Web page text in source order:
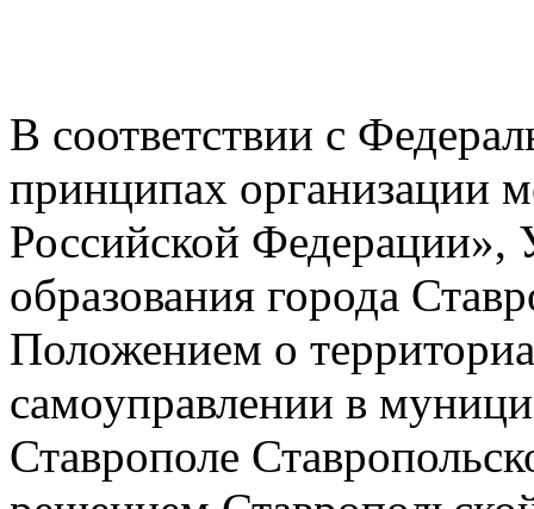
В соответствии с
принципах организации
Российской Федерации»,
образования города
Положением о
самоуправлении в
Ставрополе